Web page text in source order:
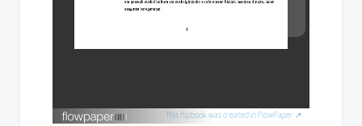
This flipbook was created in FlowPaper ↗